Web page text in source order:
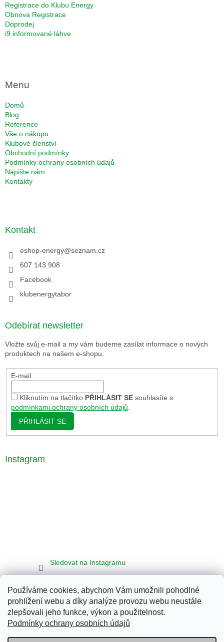
Používáme cookies, abychom Vám umožnili pohodlné
prohlížení webu a díky analýze provozu webu neustále
zlepšovali jeho funkce, výkon a použitelnost.
Podmínky ochrany osobních údajů
Registrace do Klubu Energy
Obnova Registrace
Doprodej
i9 informované láhve
Menu
Domů
Blog
Reference
Vše o nákupu
Klubové členství
Obchodní podmínky
Podmínky ochrany osobních údajů
Napište nám
Kontakty
Kontakt
eshop-energy@seznam.cz
607 143 908
Facebook
klubenergytabor
Odebírat newsletter
Vložte svůj e-mail a my vám budeme zasílat informace o nových
produktech na našem e-shopu.
E-mail
Kliknutím na tlačítko PŘIHLÁSIT SEsouhlasíte s
podmínkami ochrany osobních údajů
PŘIHLÁSIT SE
Instagram
Sledovat na Instagramu
Seznam Google Bing